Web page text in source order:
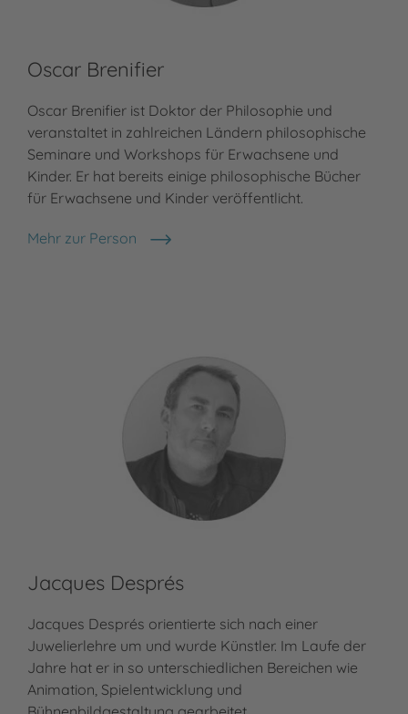
Oscar Brenifier
Oscar Brenifier ist Doktor der Philosophie und
veranstaltet in zahlreichen Ländern philosophische
Seminare und Workshops für Erwachsene und
Kinder. Er hat bereits einige philosophische Bücher
für Erwachsene und Kinder veröffentlicht.
Mehr zur Person
Oscar Brenifier
Jacques Després
Jacques Després orientierte sich nach einer
Juwelierlehre um und wurde Künstler. Im Laufe der
Jahre hat er in so unterschiedlichen Bereichen wie
Animation, Spielentwicklung und